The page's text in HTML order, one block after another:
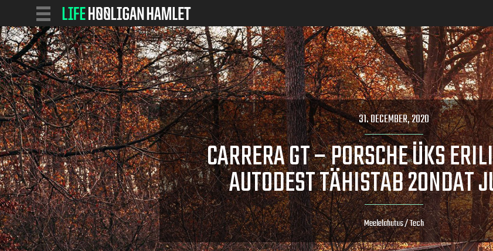
31. DECEMBER, 2020
CARRERA GT – PORSCHE ÜKS
AUTODEST TÄHISTAB 20NDAT
Meelelahutus/Tech